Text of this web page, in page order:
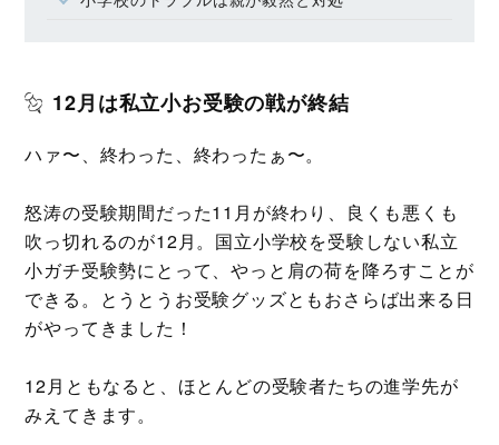
12月は私立小お受験の戦が終結
ハァ〜、終わった、終わったぁ〜。
怒涛の受験期間だった11月が終わり、良くも悪くも
吹っ切れるのが12月。国立小学校を受験しない私立
小ガチ受験勢にとって、やっと肩の荷を降ろすことが
できる。とうとうお受験グッズともおさらば出来る日
がやってきました！
12月ともなると、ほとんどの受験者たちの進学先が
みえてきます。